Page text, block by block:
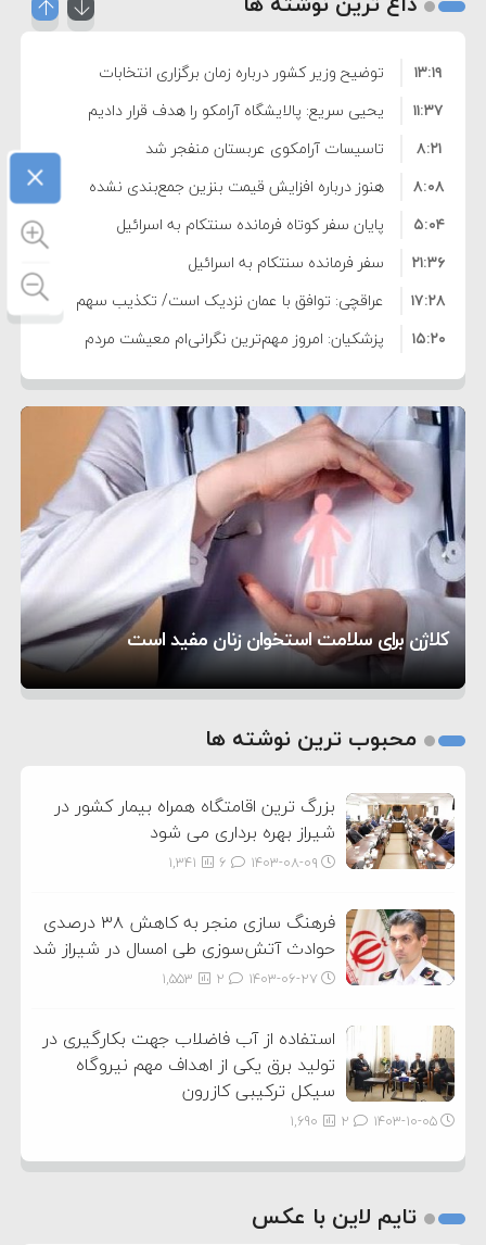
توضیح وزیر کشور درباره زمان برگزاری انتخابات
شوراها
۱۳:۱۹
یحیی سریع: پالایشگاه آرامکو را هدف قرار دادیم
۱۱:۳۷
تاسیسات آرامکوی عربستان منفجر شد
۸:۲۱
هنوز درباره افزایش قیمت بنزین جمع‌بندی نشده
است/ کالا برگ قطعا افزایش می‌یابد
۸:۰۸
پایان سفر کوتاه فرمانده سنتکام به اسرائیل
۵:۰۴
سفر فرمانده سنتکام به اسرائیل
۲۱:۳۶
عراقچی: توافق با عمان نزدیک است/ تکذیب سهم
۱۱ درصدی ایران از خزر
۱۷:۲۸
پزشکیان: امروز مهم‌ترین نگرانی‌ام معیشت مردم
است
۱۵:۲۰
ترامپ: مذاکرات با تهران خوب پیش می‌رود
۸:۳۶
بازداشت سفیر پیشین فلسطین در لبنان به اتهام
فساد و اختلاس اموال
۱۰:۳۳
حادثه دریایی در نزدیکی سواحل عمان
۵:۱۷
معاون دفتر پزشکیان: ادعای استعفای رئیس‌جمهور
واهی و کذب محض است
زمان و تاریخ مذاکرات آمریکا و ایران هنوز نهایی
نشده است
۲۰:۳۹
وزیر جنگ آمریکا: ماشین جنگی ما آماده حمله
نظامی علیه ایران است
۶:۵۰
موافقت ترامپ با لغو حمله به ایران
۶:۲۱
کلاژن برای سلامت استخوان زنان مفید است
کمک خورشید به رفع ناترازی برق
تحسین کارگردان «جنگ و صلح» از سینمای ایران؛ روایتی
از عشق عمیق به مردم
2
محبوب ترین نوشته ها
بزرگ ترین اقامتگاه همراه بیمار کشور در
شیراز بهره برداری می شود
۱۴۰۳-۰۸-۰۹ 1,341
فرهنگ سازی منجر به کاهش ۳۸ درصدی
حوادث آتش‌سوزی طی امسال در شیراز شد
۱۴۰۳-۰۶-۲۷ 1,553
استفاده از آب فاضلاب جهت بکارگیری در
تولید برق یکی از اهداف مهم نیروگاه
سیکل ترکیبی کازرون
۱۴۰۳-۱۰-۰۵ 1,690
تایم لاین با عکس
×